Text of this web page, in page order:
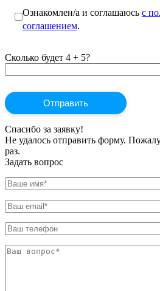
Ознакомлен/а и соглашаюсь с
соглашением.
Сколько будет 4 + 5?
Спасибо за заявку!
Не удалось отправить форму.
раз.
Задать вопрос